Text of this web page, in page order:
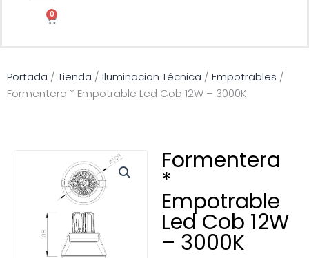
0
Carrito
Portada / Tienda / Iluminacion Técnica / Empotrables /
Formentera * Empotrable Led Cob 12W – 3000K
Formentera
*
Empotrable
Led Cob 12W
– 3000K